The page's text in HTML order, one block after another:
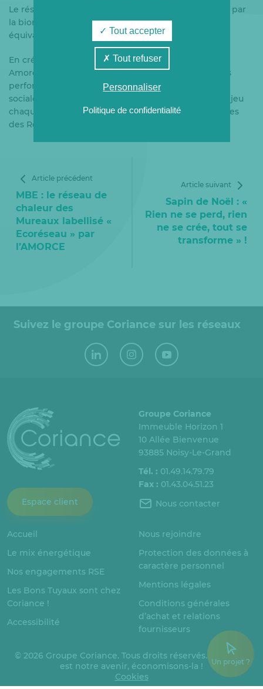
Le réseau de chaleur de
est alimenté à 60% par
la biomasse. Il s’étend sur 27 km et dessert 18 000
équivalents-logements.
En créant le label « Ecoréseau de chaleur » en 2013,
Amorce a souhaité distinguer et mettre en avant les
performances environnementales, économiques et
sociales des meilleurs réseaux. Le label est remis en jeu
chaque année et décerné à l’occasion des Rencontres
des Réseaux de Chaleur et de Froid.
Article précédent
MBE : le réseau de
chaleur des
Mureaux labellisé «
Ecoréseau » par
l’AMORCE
Article suivant
Sapin de Noël : «
Rien ne se perd, rien
ne se crée, tout se
transforme » !
Suivez le groupe Coriance sur les réseaux
Espace client
Groupe Coriance
Immeuble Horizon 1
10 Allée Bienvenue
93885 Noisy-Le-Grand
Tél. : 01.49.14.79.79
Fax : 01.43.04.51.23
Nous contacter
Accueil
Le mix énergétique
Nos engagements RSE
Les Bons Tuyaux sont chez
Coriance !
Accessibilité
Nous rejoindre
Protection des données à
caractère personnel
Mentions légales
Conditions générales
d’achat et relations
fournisseurs
© 2026 Groupe Coriance. Tous droits réservés. L’énergie
est notre avenir, économisons-la !
Cookies
Un projet ?
Tout accepter
Tout refuser
Personnaliser
Politique de confidentialité